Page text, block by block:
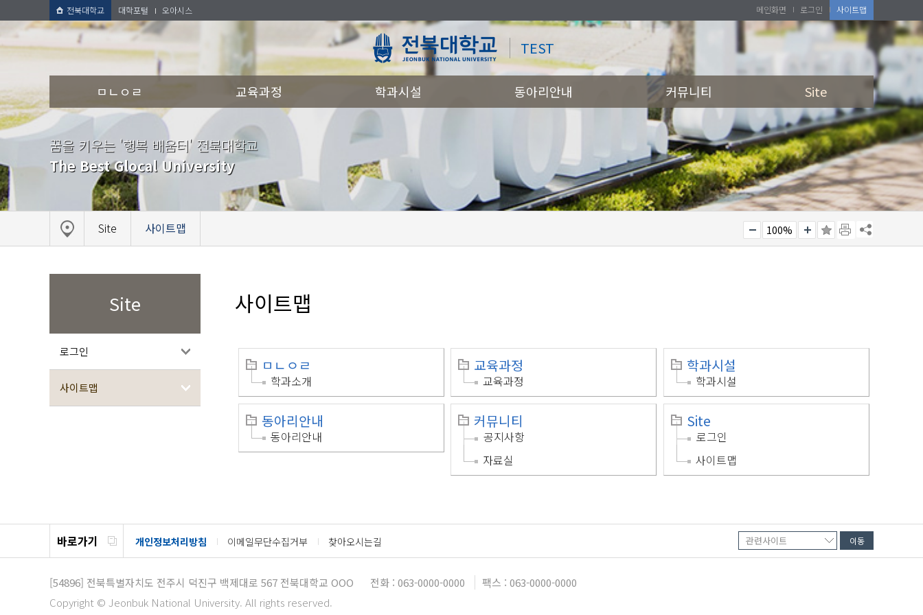
전북대학교 대학포털 오아시스
TEST
메인화면 로그인 사이트맵
ㅁㄴㅇㄹ 교육과정 학과시설 동아리안내 커뮤니티 Site
꿈을 키우는 '행복 배움터' 전북대학교
The Best Glocal University
Site 사이트맵 100%
Site
로그인
사이트맵
사이트맵
ㅁㄴㅇㄹ
학과소개
교육과정
교육과정
학과시설
학과시설
동아리안내
동아리안내
커뮤니티
공지사항
자료실
Site
로그인
사이트맵
바로가기 개인정보처리방침 이메일무단수집거부 찾아오시는길
[54896] 전북특별자치도 전주시 덕진구 백제대로 567 전북대학교 OOO 전화 : 063-0000-0000
팩스 : 063-0000-0000
Copyright © Jeonbuk National University. All rights reserved.